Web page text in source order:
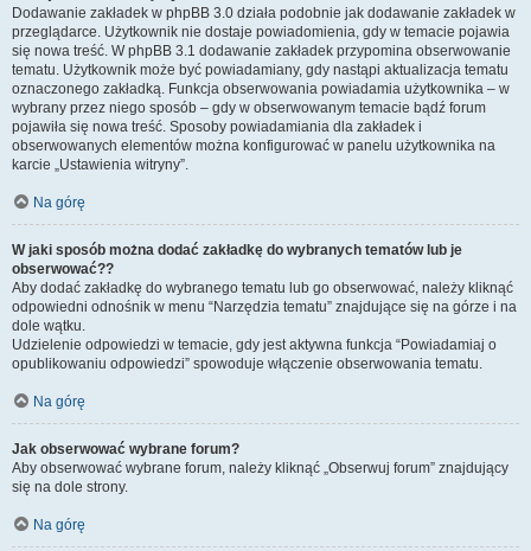
Dodawanie zakładek w phpBB 3.0 działa podobnie jak dodawanie zakładek w
przeglądarce. Użytkownik nie dostaje powiadomienia, gdy w temacie pojawia
się nowa treść. W phpBB 3.1 dodawanie zakładek przypomina obserwowanie
tematu. Użytkownik może być powiadamiany, gdy nastąpi aktualizacja tematu
oznaczonego zakładką. Funkcja obserwowania powiadamia użytkownika – w
wybrany przez niego sposób – gdy w obserwowanym temacie bądź forum
pojawiła się nowa treść. Sposoby powiadamiania dla zakładek i
obserwowanych elementów można konfigurować w panelu użytkownika na
karcie „Ustawienia witryny”.
Na górę
W jaki sposób można dodać zakładkę do wybranych tematów lub je
obserwować??
Aby dodać zakładkę do wybranego tematu lub go obserwować, należy kliknąć
odpowiedni odnośnik w menu “Narzędzia tematu” znajdujące się na górze i na
dole wątku.
Udzielenie odpowiedzi w temacie, gdy jest aktywna funkcja “Powiadamiaj o
opublikowaniu odpowiedzi” spowoduje włączenie obserwowania tematu.
Na górę
Jak obserwować wybrane forum?
Aby obserwować wybrane forum, należy kliknąć „Obserwuj forum” znajdujący
się na dole strony.
Na górę